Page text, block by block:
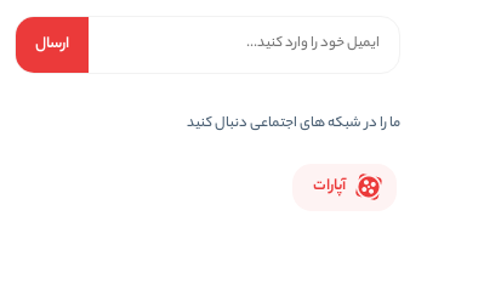
ارسال
ما را در شبکه های اجتماعی دنبال کنید
آپارات